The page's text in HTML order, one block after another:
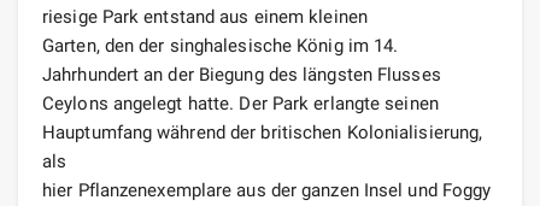
riesige Park entstand aus einem kleinen
Garten, den der singhalesische König im 14.
Jahrhundert an der Biegung des längsten Flusses
Ceylons angelegt hatte. Der Park erlangte seinen
Hauptumfang während der britischen Kolonialisierung,
als
hier Pflanzenexemplare aus der ganzen Insel und Foggy